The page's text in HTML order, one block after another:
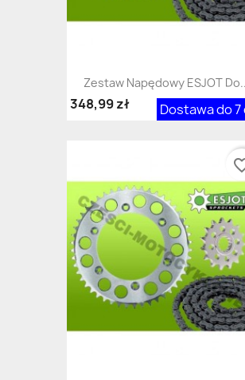
Zestaw Napędowy ESJOT
Dostawa do 7
348,99 zł